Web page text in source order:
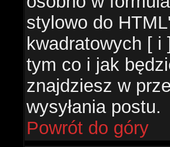
stylowo do
kwadratowych [
tym co i jak
znajdziesz w
wysyłania postu.
Powrót do góry